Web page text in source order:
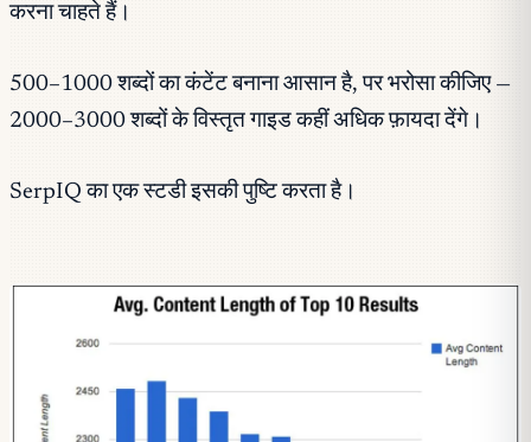
करना चाहते हैं।
500–1000 शब्दों का कंटेंट बनाना आसान है, पर भरोसा कीजिए —
2000–3000 शब्दों के विस्तृत गाइड कहीं अधिक फ़ायदा देंगे।
SerpIQ का एक स्टडी इसकी पुष्टि करता है।